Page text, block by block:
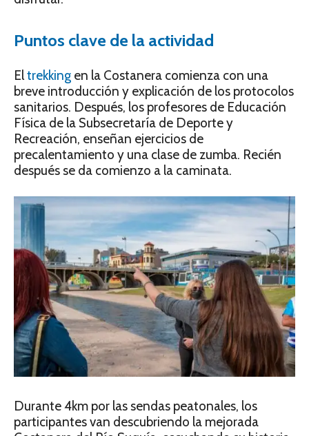
Puntos clave de la actividad
Eltrekking en la Costanera comienza con una
breve introducción y explicación de los protocolos
sanitarios. Después, los profesores de Educación
Física de la Subsecretaría de Deporte y
Recreación, enseñan ejercicios de
precalentamiento y una clase de zumba. Recién
después se da comienzo a la caminata.
Durante 4km por las sendas peatonales, los
participantes van descubriendo la mejorada